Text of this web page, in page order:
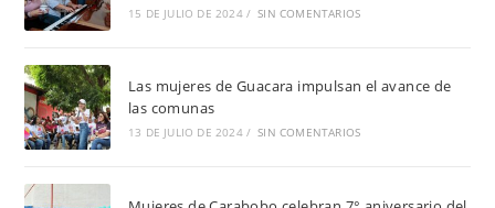
15 DE JULIO DE 2024 / SIN COMENTARIOS
Las mujeres de Guacara impulsan el avance de
las comunas
13 DE JULIO DE 2024 / SIN COMENTARIOS